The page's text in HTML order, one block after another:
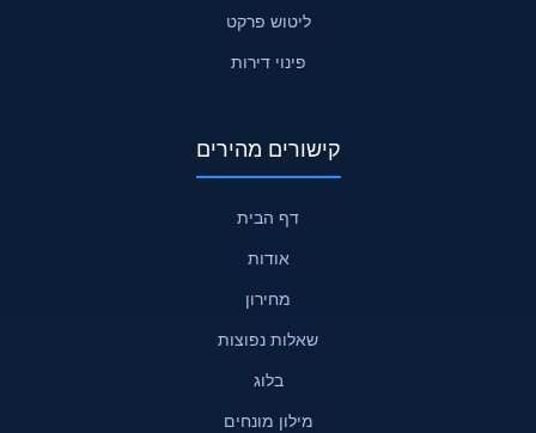
ליטוש פרקט
פינוי דירות
קישורים מהירים
דף הבית
אודות
מחירון
שאלות נפוצות
בלוג
מילון מונחים